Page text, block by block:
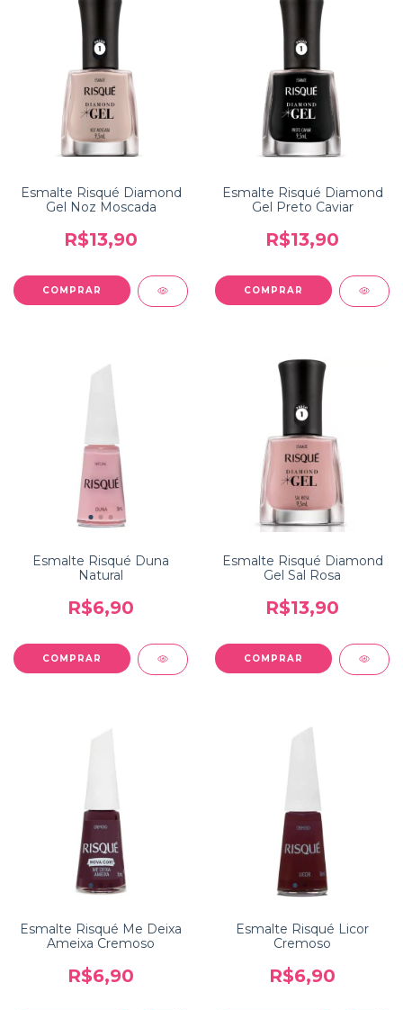
Esmalte Risqué Diamond
Gel Noz Moscada
R$13,90
Esmalte Risqué Diamond
Gel Preto Caviar
R$13,90
Esmalte Risqué Duna
Natural
R$6,90
Esmalte Risqué Diamond
Gel Sal Rosa
R$13,90
Esmalte Risqué Me Deixa
Ameixa Cremoso
R$6,90
Esmalte Risqué Licor
Cremoso
R$6,90